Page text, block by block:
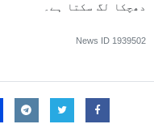
دھچکا لگ سکتا ہے۔
News ID 1939502